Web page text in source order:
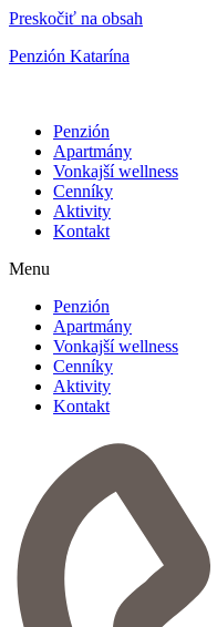
Preskočiť na obsah
Penzión Katarína
Penzión
Apartmány
Vonkajší wellness
Cenníky
Aktivity
Kontakt
Menu
Penzión
Apartmány
Vonkajší wellness
Cenníky
Aktivity
Kontakt